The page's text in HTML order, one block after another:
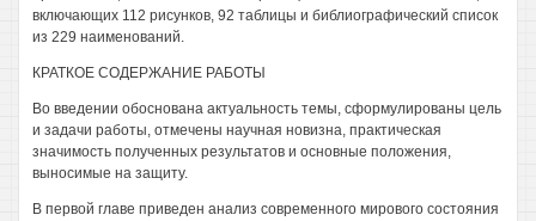
включающих 112 рисунков, 92 таблицы и библиографический список
из 229 наименований.
КРАТКОЕ СОДЕРЖАНИЕ РАБОТЫ
Во введении обоснована актуальность темы, сформулированы цель
и задачи работы, отмечены научная новизна, практическая
значимость полученных результатов и основные положения,
выносимые на защиту.
В первой главе приведен анализ современного мирового состояния